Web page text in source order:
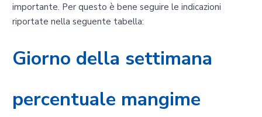
importante. Per questo è bene seguire le indicazioni
riportate nella seguente tabella:
Giorno della settimana
percentuale mangime